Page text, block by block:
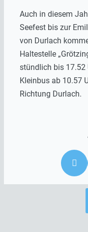
Auch in diesem
Seefest bis zur
von Durlach
Haltestelle
stündlich bis 17.52
Kleinbus ab 10.57
Richtung Durlach.